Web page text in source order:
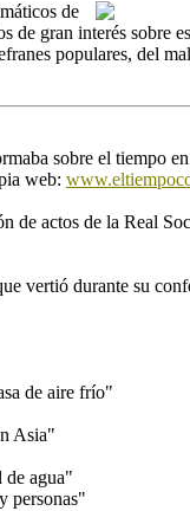
de
gran interés sobre
populares, del
sobre el tiempo
web:
de actos de la Real
vertió durante su
de aire frío"
Asia"
de agua"
personas"